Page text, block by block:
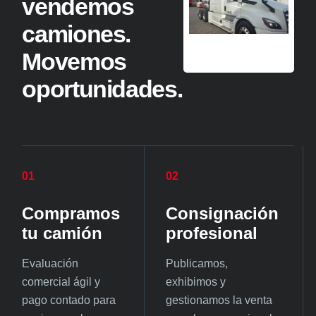
vendemos
camiones.
Movemos
oportunidades.
01
Compramos
tu camión
Evaluación
comercial ágil y
pago contado para
02
Consignación
profesional
Publicamos,
exhibimos y
gestionamos la venta